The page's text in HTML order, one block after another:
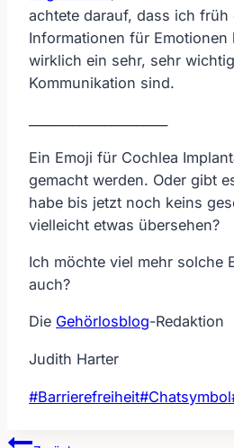
achtete darauf, dass ich früh
Informationen für Emotionen
wirklich ein sehr, sehr
Kommunikation sind.
Ein Emoji für Cochlea
gemacht werden. Oder gibt
habe bis jetzt noch keins
vielleicht etwas übersehen?
Ich möchte viel mehr solche
auch?
Die Gehörlosblog-Redaktion
Judith Harter
Schlagworte:
#Barrierefreiheit#Chatsymbol